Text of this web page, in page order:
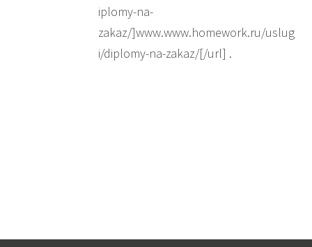
iplomy-na-
zakaz/]www.www.homework.ru/uslug
i/diplomy-na-zakaz/[/url] .